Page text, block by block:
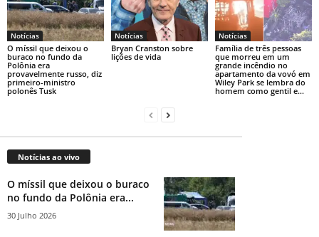
Notícias
O míssil que deixou o
buraco no fundo da
Polônia era
provavelmente russo, diz
primeiro-ministro
polonês Tusk
Notícias
Bryan Cranston sobre
lições de vida
Notícias
Família de três pessoas
que morreu em um
grande incêndio no
apartamento da vovó em
Wiley Park se lembra do
homem como gentil e...
Notícias ao vivo
O míssil que deixou o buraco
no fundo da Polônia era...
30 Julho 2026